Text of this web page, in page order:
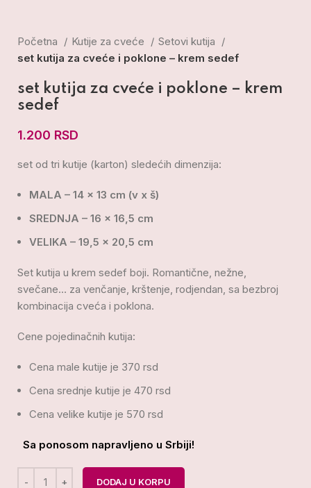
Početna Kutije za cveće
Setovi kutija
set kutija za cveće i poklone – krem sedef
set kutija za cveće i poklone – krem
sedef
1.200 RSD
set od tri kutije (karton) sledećih dimenzija:
MALA – 14 x 13 cm (v x š)
SREDNJA – 16 x 16,5 cm
VELIKA – 19,5 x 20,5 cm
Set kutija u krem sedef boji. Romantične, nežne,
svečane… za venčanje, krštenje, rodjendan, sa bezbroj
kombinacija cveća i poklona.
Cene pojedinačnih kutija:
Cena male kutije je 370 rsd
Cena srednje kutije je 470 rsd
Cena velike kutije je 570 rsd
Sa ponosom napravljeno u Srbiji!
DODAJ U KORPU